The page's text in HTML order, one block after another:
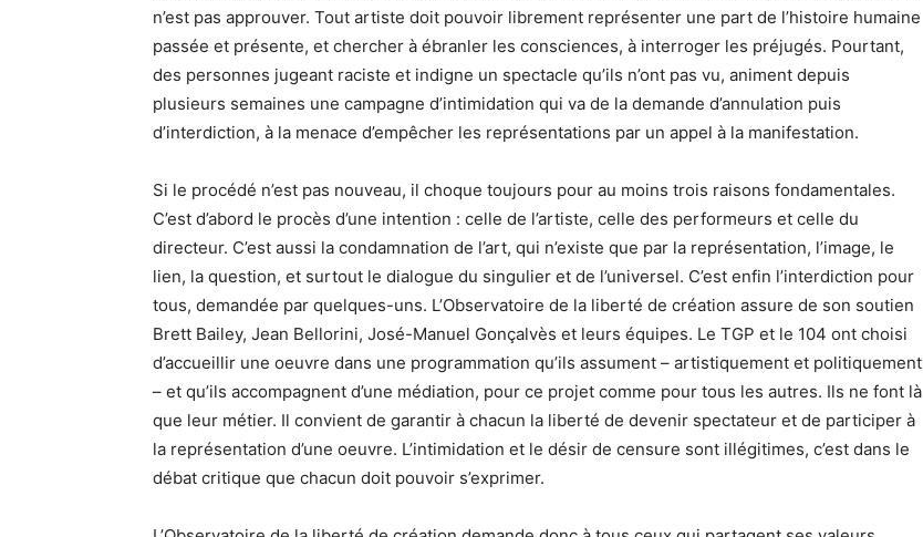
n’est pas approuver. Tout artiste doit pouvoir librement représenter une part de l’histoire humaine
passée et présente, et chercher à ébranler les consciences, à interroger les préjugés. Pourtant,
des personnes jugeant raciste et indigne un spectacle qu’ils n’ont pas vu, animent depuis
plusieurs semaines une campagne d’intimidation qui va de la demande d’annulation puis
d’interdiction, à la menace d’empêcher les représentations par un appel à la manifestation.
Si le procédé n’est pas nouveau, il choque toujours pour au moins trois raisons fondamentales.
C’est d’abord le procès d’une intention : celle de l’artiste, celle des performeurs et celle du
directeur. C’est aussi la condamnation de l’art, qui n’existe que par la représentation, l’image, le
lien, la question, et surtout le dialogue du singulier et de l’universel. C’est enfin l’interdiction pour
tous, demandée par quelques-uns. L’Observatoire de la liberté de création assure de son soutien
Brett Bailey, Jean Bellorini, José-Manuel Gonçalvès et leurs équipes. Le TGP et le 104 ont choisi
d’accueillir une oeuvre dans une programmation qu’ils assument – artistiquement et politiquement
– et qu’ils accompagnent d’une médiation, pour ce projet comme pour tous les autres. Ils ne font là
que leur métier. Il convient de garantir à chacun la liberté de devenir spectateur et de participer à
la représentation d’une oeuvre. L’intimidation et le désir de censure sont illégitimes, c’est dans le
débat critique que chacun doit pouvoir s’exprimer.